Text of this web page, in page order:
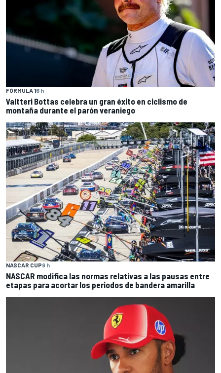
FÓRMULA 16 h
Valtteri Bottas celebra un gran éxito en ciclismo de
montaña durante el parón veraniego
NASCAR CUP9 h
NASCAR modifica las normas relativas a las pausas entre
etapas para acortar los periodos de bandera amarilla